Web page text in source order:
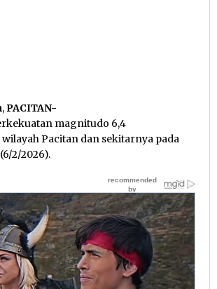
,PACITAN-
magnitudo 6,4
Pacitan dan sekitarnya pada
2/2026).